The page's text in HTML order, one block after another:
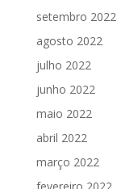
setembro 2022
agosto 2022
julho 2022
junho 2022
maio 2022
abril 2022
março 2022